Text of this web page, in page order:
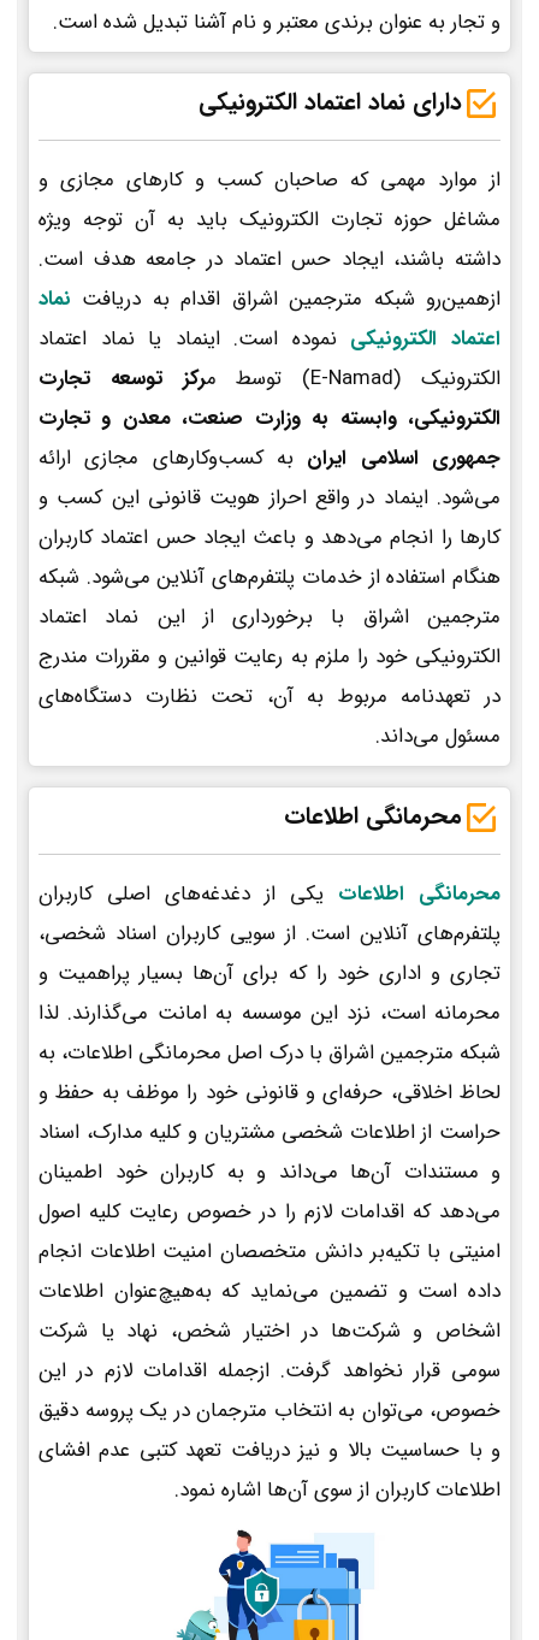
و تجار به عنوان برندی معتبر و نام آشنا تبدیل شده است.
دارای نماد اعتماد الکترونیکی
از موارد مهمی که صاحبان کسب و کارهای مجازی و
مشاغل حوزه تجارت الکترونیک باید به آن توجه ویژه
داشته باشند، ایجاد حس اعتماد در جامعه هدف است.
ازهمین‌رو شبکه مترجمین اشراق اقدام به دریافت نماد
اعتماد الکترونیکی نموده است. اینماد یا نماد اعتماد
الکترونیک (E-Namad) توسط م
رکز توسعه تجارت
الکترونیکی، وابسته به وزارت صنعت، معدن و تجارت
جمهوری اسلامی ایران به کسب‌وکارهای مجازی ارائه
می‌شود. اینماد در واقع احراز هویت قانونی این کسب و
کارها را انجام می‌دهد و باعث ایجاد حس اعتماد کاربران
هنگام استفاده از خدمات پلتفرم‌های آنلاین می‌شود. شبکه
مترجمین اشراق با برخورداری از این نماد اعتماد
الکترونیکی خود را ملزم به رعایت قوانین و مقررات مندرج
در تعهدنامه مربوط به آن، تحت نظارت دستگاه‌های
مسئول می‌داند.
محرمانگی اطلاعات
محرمانگی اطلاعات یکی از دغدغه‌های اصلی کاربران
پلتفرم‌های آنلاین است. از سویی کاربران اسناد شخصی،
تجاری و اداری خود را که برای آن‌ها بسیار پراهمیت و
محرمانه است، نزد این موسسه به امانت می‌گذارند. لذا
شبکه مترجمین اشراق با درک اصل محرمانگی اطلاعات، به
لحاظ اخلاقی، حرفه‌ای و قانونی خود را موظف به حفظ و
حراست از اطلاعات شخصی مشتریان و کلیه مدارک، اسناد
و مستندات آن‌ها می‌داند و به کاربران خود اطمینان
می‌دهد که اقدامات لازم را در خصوص رعایت کلیه اصول
امنیتی با تکیه‌بر دانش متخصصان امنیت اطلاعات انجام
داده است و تضمین می‌نماید که به‌هیچ‌عنوان اطلاعات
اشخاص و شرکت‌ها در اختیار شخص، نهاد یا شرکت
سومی قرار نخواهد گرفت. ازجمله اقدامات لازم در این
خصوص، می‌توان به انتخاب مترجمان در یک پروسه دقیق
و با حساسیت بالا و نیز دریافت تعهد کتبی عدم افشای
اطلاعات کاربران از سوی آن‌ها اشاره نمود.